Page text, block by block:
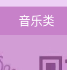
音乐类